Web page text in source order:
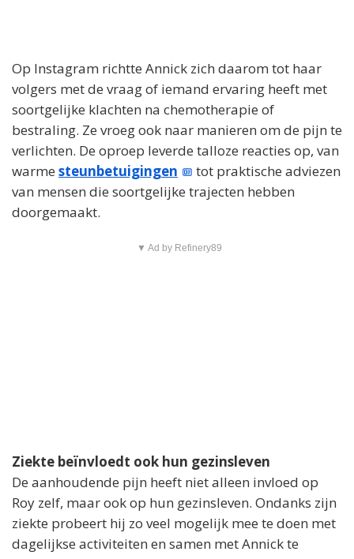
Op Instagram richtte Annick zich daarom tot haar
volgers met de vraag of iemand ervaring heeft met
soortgelijke klachten na chemotherapie of
bestraling. Ze vroeg ook naar manieren om de pijn te
verlichten. De oproep leverde talloze reacties op, van
warme steunbetuigingen
tot praktische adviezen
van mensen die soortgelijke trajecten hebben
doorgemaakt.
▼ Ad by Refinery89
Ziekte beïnvloedt ook hun gezinsleven
De aanhoudende pijn heeft niet alleen invloed op
Roy zelf, maar ook op hun gezinsleven. Ondanks zijn
ziekte probeert hij zo veel mogelijk mee te doen met
dagelijkse activiteiten en samen met Annick te